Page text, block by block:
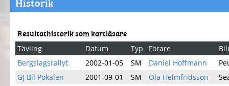
Resultathistorik som kartläsare
Tävling Datum Typ Förare
Bergslagsrallyt
2002-01-05 SM Daniel Hoffmann
GJ Bil Pokalen
2001-09-01 SM Ola Helmfridsson